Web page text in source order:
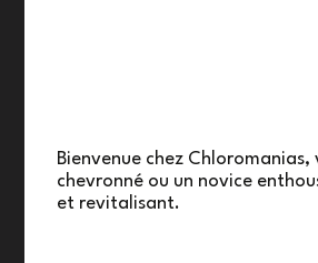
Bienvenue chez
chevronné ou un novice
et revitalisant.